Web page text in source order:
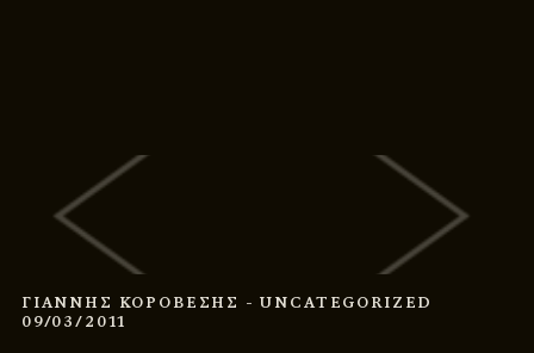
ΓΙΑΝΝΗΣ ΚΟΡΟΒΕΣΗΣ - UNCATEGORIZED
09/03/2011